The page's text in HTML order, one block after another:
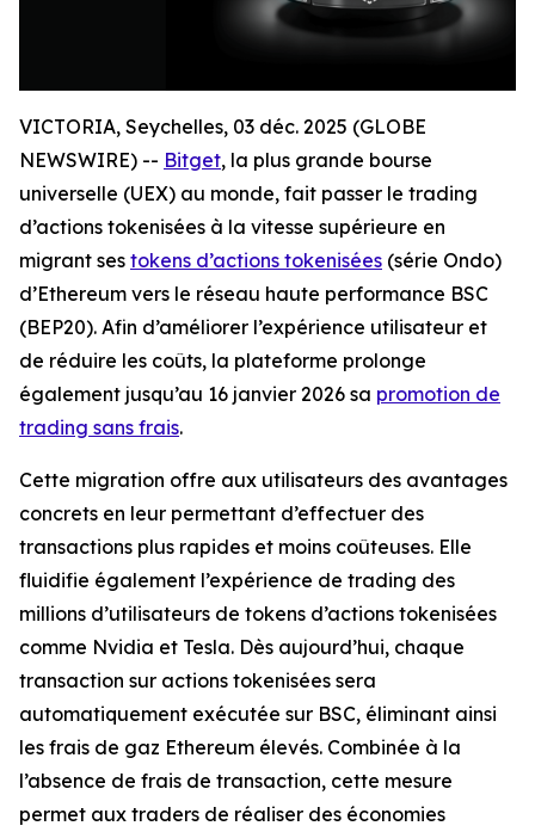
VICTORIA, Seychelles, 03 déc. 2025 (GLOBE
NEWSWIRE) -- Bitget, la plus grande bourse
universelle (UEX) au monde, fait passer le trading
d’actions tokenisées à la vitesse supérieure en
migrant ses tokens d’actions tokenisées (série Ondo)
d’Ethereum vers le réseau haute performance BSC
(BEP20). Afin d’améliorer l’expérience utilisateur et
de réduire les coûts, la plateforme prolonge
également jusqu’au 16 janvier 2026 sa promotion de
trading sans frais.
Cette migration offre aux utilisateurs des avantages
concrets en leur permettant d’effectuer des
transactions plus rapides et moins coûteuses. Elle
fluidifie également l’expérience de trading des
millions d’utilisateurs de tokens d’actions tokenisées
comme Nvidia et Tesla. Dès aujourd’hui, chaque
transaction sur actions tokenisées sera
automatiquement exécutée sur BSC, éliminant ainsi
les frais de gaz Ethereum élevés. Combinée à la
l’absence de frais de transaction, cette mesure
permet aux traders de réaliser des économies